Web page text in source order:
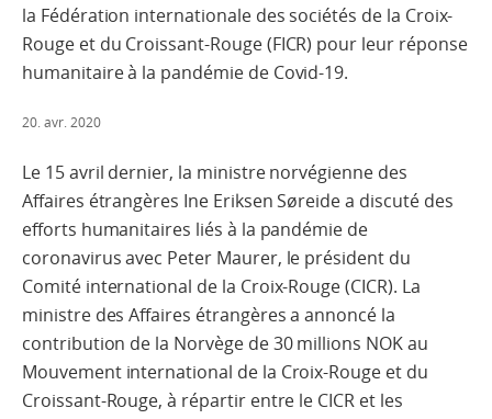
la Fédération internationale des sociétés de la Croix-
Rouge et du Croissant-Rouge (FICR) pour leur réponse
humanitaire à la pandémie de Covid-19.
20. avr. 2020
Le 15 avril dernier, la ministre norvégienne des
Affaires étrangères Ine Eriksen Søreide a discuté des
efforts humanitaires liés à la pandémie de
coronavirus avec Peter Maurer, le président du
Comité international de la Croix-Rouge (CICR). La
ministre des Affaires étrangères a annoncé la
contribution de la Norvège de 30 millions NOK au
Mouvement international de la Croix-Rouge et du
Croissant-Rouge, à répartir entre le CICR et les